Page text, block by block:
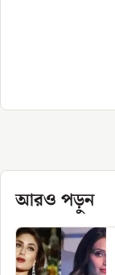
আরও পড়ুন